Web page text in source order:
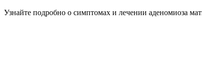
Узнайте подробно о симптомах и лечении аденомиоза